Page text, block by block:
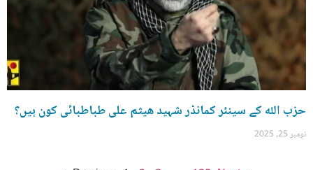
حزب الله کے سینئر کمانڈر شہید ھیثم علی طباطبائی کون ہیں؟
نومبر 25, 2025